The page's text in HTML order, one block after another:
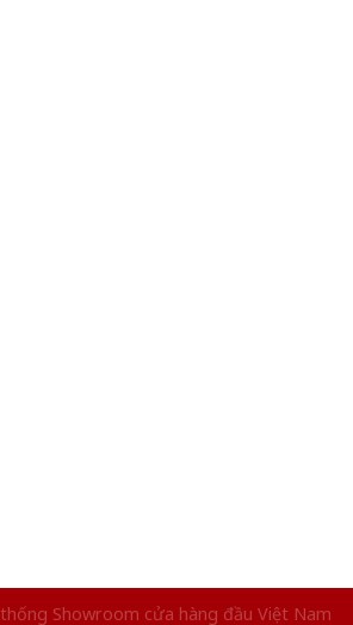
Showroom cửa hàng đầu Việt Nam